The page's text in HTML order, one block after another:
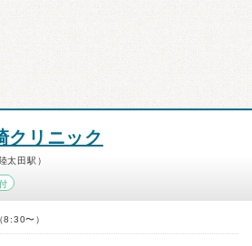
クリニック
太田駅）
8:30〜）